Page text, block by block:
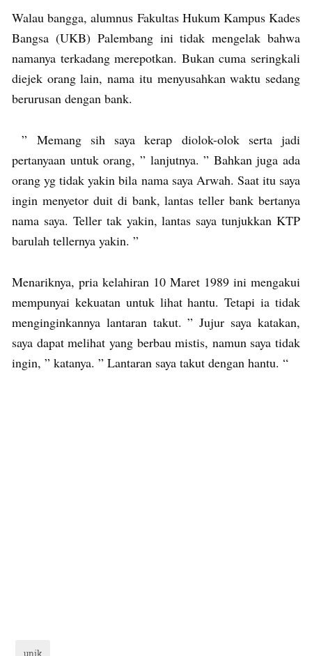
Walau bangga, alumnus Fakultas Hukum Kampus Kades
Bangsa (UKB) Palembang ini tidak mengelak bahwa
namanya terkadang merepotkan. Bukan cuma seringkali
diejek orang lain, nama itu menyusahkan waktu sedang
berurusan dengan bank.
” Memang sih saya kerap diolok-olok serta jadi
pertanyaan untuk orang, ” lanjutnya. ” Bahkan juga ada
orang yg tidak yakin bila nama saya Arwah. Saat itu saya
ingin menyetor duit di bank, lantas teller bank bertanya
nama saya. Teller tak yakin, lantas saya tunjukkan KTP
barulah tellernya yakin. ”
Menariknya, pria kelahiran 10 Maret 1989 ini mengakui
mempunyai kekuatan untuk lihat hantu. Tetapi ia tidak
menginginkannya lantaran takut. ” Jujur saya katakan,
saya dapat melihat yang berbau mistis, namun saya tidak
ingin, ” katanya. ” Lantaran saya takut dengan hantu. “
unik